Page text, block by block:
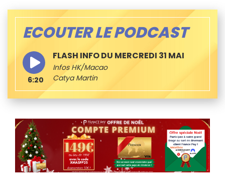
ECOUTER LE PODCAST
FLASH INFO DU MERCREDI 31 MAI
Infos HK/Macao
Catya Martin
6:20